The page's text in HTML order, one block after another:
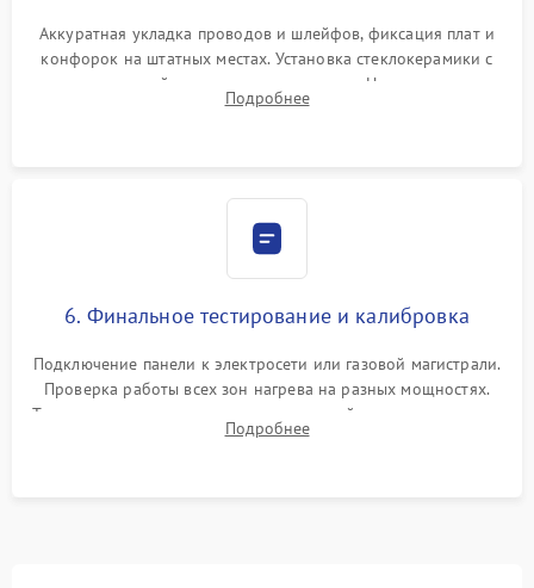
Аккуратная укладка проводов и шлейфов, фиксация плат и
конфорок на штатных местах. Установка стеклокерамики с
проверкой равномерности зазоров. Нанесение
термостойкого герметика или укладка уплотнительной
Подробнее
6. Финальное тестирование и калибровка
Подключение панели к электросети или газовой магистрали.
Проверка работы всех зон нагрева на разных мощностях.
Тестирование сенсорного управления, таймера, индикаторов
остаточного тепла и систем защиты от перегрева.
Подробнее